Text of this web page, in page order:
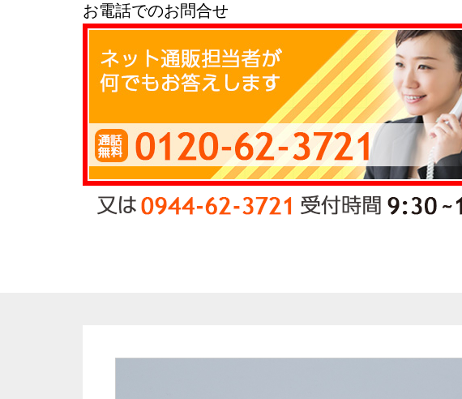
お電話でのお問合せ